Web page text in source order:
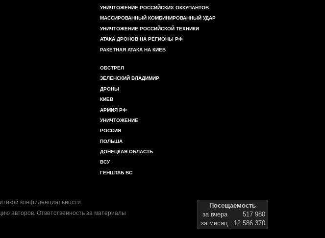
УНИЧТОЖЕНИЕ РОССИЙСКИХ ОККУПАНТОВ
МАССИРОВАННЫЙ КОМБИНИРОВАННЫЙ УДАР
УНИЧТОЖЕНИЕ РОССИЙСКОЙ ТЕХНИКИ
АТАКА ДРОНОВ НА РЕГИОНЫ РФ
РАКЕТНАЯ АТАКА НА КИЕВ
ОБСТРЕЛ
ЗЕЛЕНСКИЙ ВЛАДИМИР
ДРОНЫ
КИЕВ
АРМИЯ РФ
УНИЧТОЖЕНИЕ
РОССИЯ
ПОЛЬША
ДОНЕЦКАЯ ОБЛАСТЬ
ВСУ
ГЕНШТАБ ВС
конфиденциальности.
авторов. Ответственность за материалы
Посещаемость
за вчера
517 980
за месяц
12 586 370